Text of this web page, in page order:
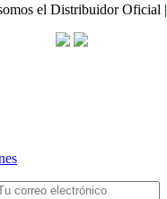
el Distribuidor Oficial